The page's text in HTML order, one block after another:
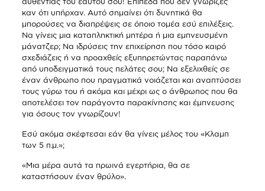
καν ότι υπήρχαν. Αυτό σημαίνει ότι δυνητικά θα
μπορούσες να διαπρέψεις σε όποιο τομέα εσύ επιλέξεις.
Να γίνεις μια καταπληκτική μητέρα ή μια εμπνευσμένη
μάνατζερ; Να ιδρύσεις την επιχείρηση που τόσο καιρό
σχεδιάζεις ή να προαχθείς εξυπηρετώντας παραπάνω
από υποδειγματικά τους πελάτες σου; Να εξελιχθείς σε
έναν άνθρωπο που πραγματικά νοιάζεται και αναπτύσσει
τους γύρω του ή ακόμα και μέχρι ως ο άνθρωπος που θα
αποτελέσει τον παράγοντα παρακίνησης και έμπνευσης
για όσους τον γνωρίζουν!
Εσύ ακόμα σκέφτεσαι εάν θα γίνεις μέλος του «Κλαμπ
των 5 π.μ.»;
«Μια μέρα αυτά τα πρωινά εγερτήρια, θα σε
καταστήσουν έναν θρύλο».